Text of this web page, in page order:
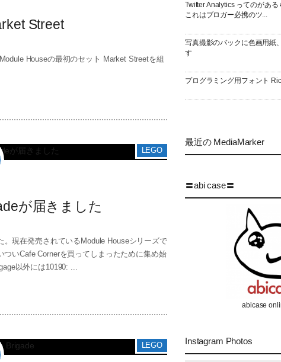
Street
Houseの最初のセット Market Streetを組
が届きました
現在発売されているModule Houseシリーズで
いCafe Cornerを買ってしまったために集め始
以外には10190: ...
LEGO
LEGO
Twitter Analytics ってのがある
これはブロガー必携のツ...
写真撮影のバックに色画用紙
す
プログラミング用フォント
最近の MediaMarker
〓abi case〓
abicase
Instagram Photos